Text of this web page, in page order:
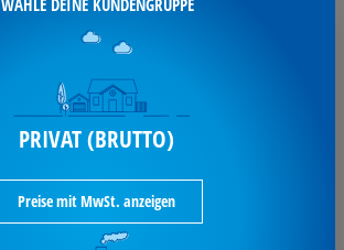
ZETTLER Querkalender 2026
ZETTLER Querkalender 2026 1W/2S REGISTER
176-0015
5,02 €*
WÄHLE DEINE KUNDENGRUPPE
PRIVAT (BRUTTO)
Preise mit MwSt. anzeigen